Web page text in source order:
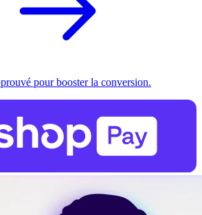
pour booster la conversion.